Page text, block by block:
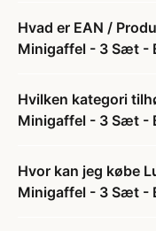
Hvad er EAN /
Minigaffel - 3 Sæt -
Hvilken kategori
Minigaffel - 3 Sæt -
Hvor kan jeg købe
Minigaffel - 3 Sæt -